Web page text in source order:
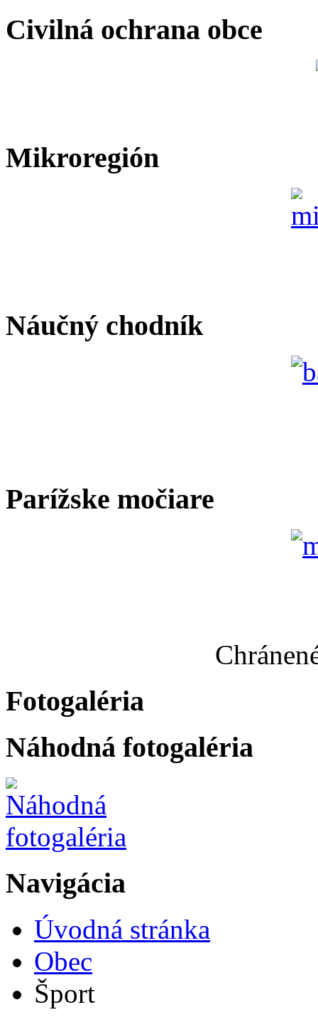
Civilná ochrana obce
Mikroregión
Náučný chodník
Parížske močiare
Fotogaléria
Náhodná fotogaléria
Navigácia
Úvodná stránka
Obec
Šport